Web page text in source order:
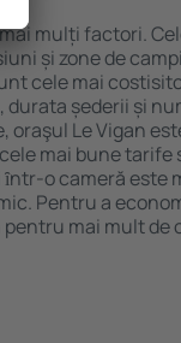
mulți factori.
și zone de
cele mai
durata șederii și
oraşul Le Vigan
mai bune tarife
o cameră este
Pentru a
mai mult de